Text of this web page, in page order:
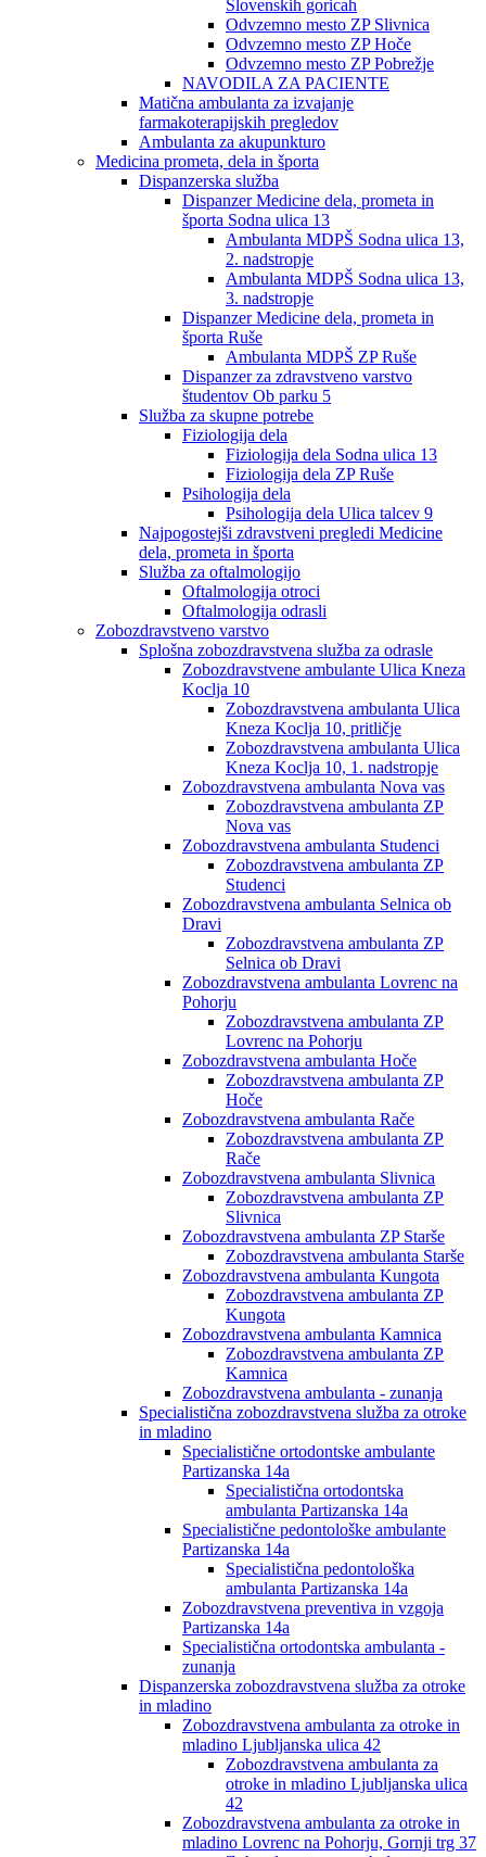
Slovenskih goricah
Odvzemno mesto ZP Slivnica
Odvzemno mesto ZP Hoče
Odvzemno mesto ZP Pobrežje
NAVODILA ZA PACIENTE
Matična ambulanta za izvajanje
farmakoterapijskih pregledov
Ambulanta za akupunkturo
Medicina prometa, dela in športa
Dispanzerska služba
Dispanzer Medicine dela, prometa in
športa Sodna ulica 13
Ambulanta MDPŠ Sodna ulica 13,
2. nadstropje
Ambulanta MDPŠ Sodna ulica 13,
3. nadstropje
Dispanzer Medicine dela, prometa in
športa Ruše
Ambulanta MDPŠ ZP Ruše
Dispanzer za zdravstveno varstvo
študentov Ob parku 5
Služba za skupne potrebe
Fiziologija dela
Fiziologija dela Sodna ulica 13
Fiziologija dela ZP Ruše
Psihologija dela
Psihologija dela Ulica talcev 9
Najpogostejši zdravstveni pregledi Medicine
dela, prometa in športa
Služba za oftalmologijo
Oftalmologija otroci
Oftalmologija odrasli
Zobozdravstveno varstvo
Splošna zobozdravstvena služba za odrasle
Zobozdravstvene ambulante Ulica Kneza
Koclja 10
Zobozdravstvena ambulanta Ulica
Kneza Koclja 10, pritličje
Zobozdravstvena ambulanta Ulica
Kneza Koclja 10, 1. nadstropje
Zobozdravstvena ambulanta Nova vas
Zobozdravstvena ambulanta ZP
Nova vas
Zobozdravstvena ambulanta Studenci
Zobozdravstvena ambulanta ZP
Studenci
Zobozdravstvena ambulanta Selnica ob
Dravi
Zobozdravstvena ambulanta ZP
Selnica ob Dravi
Zobozdravstvena ambulanta Lovrenc na
Pohorju
Zobozdravstvena ambulanta ZP
Lovrenc na Pohorju
Zobozdravstvena ambulanta Hoče
Zobozdravstvena ambulanta ZP
Hoče
Zobozdravstvena ambulanta Rače
Zobozdravstvena ambulanta ZP
Rače
Zobozdravstvena ambulanta Slivnica
Zobozdravstvena ambulanta ZP
Slivnica
Zobozdravstvena ambulanta ZP Starše
Zobozdravstvena ambulanta Starše
Zobozdravstvena ambulanta Kungota
Zobozdravstvena ambulanta ZP
Kungota
Zobozdravstvena ambulanta Kamnica
Zobozdravstvena ambulanta ZP
Kamnica
Zobozdravstvena ambulanta - zunanja
Specialistična zobozdravstvena služba za otroke
in mladino
Specialistične ortodontske ambulante
Partizanska 14a
Specialistična ortodontska
ambulanta Partizanska 14a
Specialistične pedontološke ambulante
Partizanska 14a
Specialistična pedontološka
ambulanta Partizanska 14a
Zobozdravstvena preventiva in vzgoja
Partizanska 14a
Specialistična ortodontska ambulanta -
zunanja
Dispanzerska zobozdravstvena služba za otroke
in mladino
Zobozdravstvena ambulanta za otroke in
mladino Ljubljanska ulica 42
Zobozdravstvena ambulanta za
otroke in mladino Ljubljanska ulica
42
Zobozdravstvena ambulanta za otroke in
mladino Lovrenc na Pohorju, Gornji trg 37